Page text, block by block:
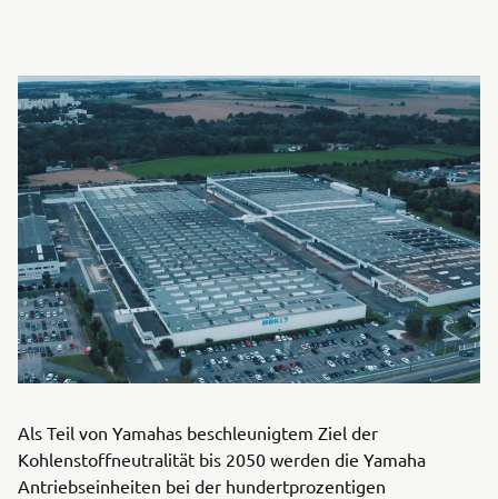
Als Teil von Yamahas beschleunigtem Ziel der
Kohlenstoffneutralität bis 2050 werden die Yamaha
Antriebseinheiten bei der hundertprozentigen